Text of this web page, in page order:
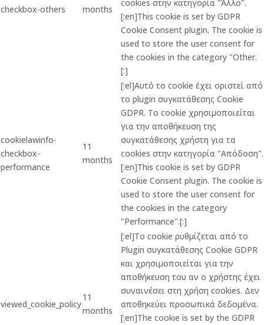
checkbox-others
months
cookies στην κατηγορία "Άλλο".
[:en]This cookie is set by GDPR
Cookie Consent plugin. The cookie is
used to store the user consent for
the cookies in the category "Other.
[:]
cookielawinfo-
checkbox-
performance
11
months
[:el]Αυτό το cookie έχει οριστεί από
το plugin συγκατάθεσης Cookie
GDPR. Το cookie χρησιμοποιείται
για την αποθήκευση της
συγκατάθεσης χρήστη για τα
cookies στην κατηγορία "Απόδοση".
[:en]This cookie is set by GDPR
Cookie Consent plugin. The cookie is
used to store the user consent for
the cookies in the category
"Performance".[:]
viewed_cookie_policy
11
months
[:el]Το cookie ρυθμίζεται από το
Plugin συγκατάθεσης Cookie GDPR
και χρησιμοποιείται για την
αποθήκευση του αν ο χρήστης έχει
συναινέσει στη χρήση cookies. Δεν
αποθηκεύει προσωπικά δεδομένα.
[:en]The cookie is set by the GDPR